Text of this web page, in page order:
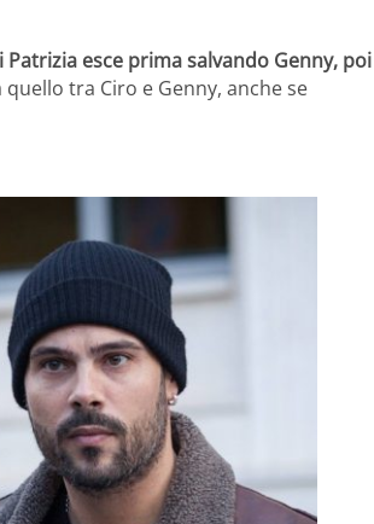
esce prima salvando Genny, poi
tra Ciro e Genny, anche se